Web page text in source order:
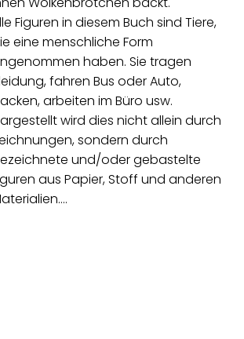
Figuren in diesem Buch sind Tiere,
eine menschliche Form
haben. Sie tragen
fahren Bus oder Auto,
arbeiten im Büro usw.
wird dies nicht allein durch
sondern durch
und/oder gebastelte
aus Papier, Stoff und anderen